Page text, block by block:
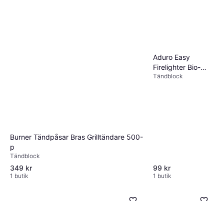
Burner Tändpåsar Bras Grilltändare 500-
p
Tändblock
349 kr
1 butik
Aduro Easy
Firelighter Bio-
Cube 200st
Tändblock
99 kr
1 butik